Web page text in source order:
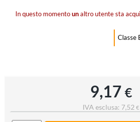
In questo momentounaltro utente sta
Classe
9,17 €
IVA esclusa: 7,52 €